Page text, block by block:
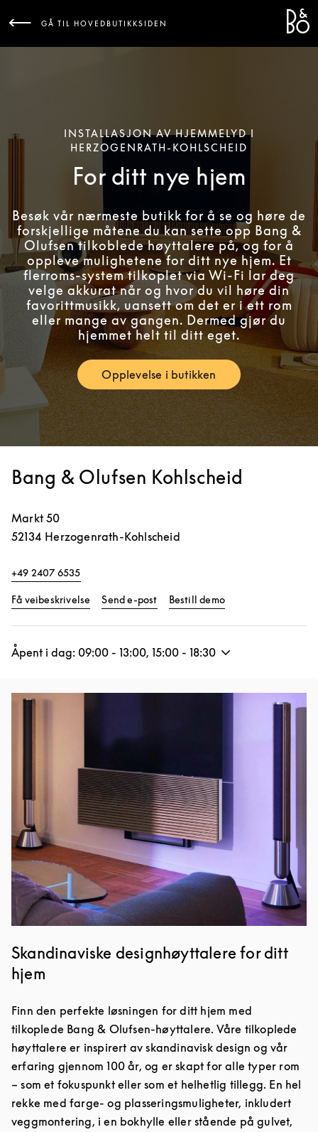
GÅ TIL HOVEDBUTIKKSIDEN
INSTALLASJON AV HJEMMELYD I
HERZOGENRATH-KOHLSCHEID
For ditt nye hjem
Besøk vår nærmeste butikk for å se og høre de
forskjellige måtene du kan sette opp Bang &
Olufsen tilkoblede høyttalere på, og for å
oppleve mulighetene for ditt nye hjem. Et
flerroms-system tilkoplet via Wi-Fi lar deg
velge akkurat når og hvor du vil høre din
favorittmusikk, uansett om det er i ett rom
eller mange av gangen. Dermed gjør du
hjemmet helt til ditt eget.
Opplevelse i butikkenLink Opens in New Tab
Bang & Olufsen Kohlscheid
Markt 50
52134 Herzogenrath-Kohlscheid
+49 2407 6535
Få veibeskrivelse Link Opens in New Tab
Send e-post Bestill demo
Åpent i dag: 09:00 - 13:00, 15:00 - 18:30
Bilde av arrangement
Skandinaviske designhøyttalere for ditt
hjem
Finn den perfekte løsningen for ditt hjem med
tilkoplede Bang & Olufsen-høyttalere. Våre tilkoplede
høyttalere er inspirert av skandinavisk design og vår
erfaring gjennom 100 år, og er skapt for alle typer rom
– som et fokuspunkt eller som et helhetlig tillegg. En hel
rekke med farge- og plasseringsmuligheter, inkludert
veggmontering, i en bokhylle eller stående på gulvet,